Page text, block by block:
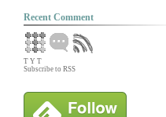
Recent Comment
T Y T
Subscribe to RSS